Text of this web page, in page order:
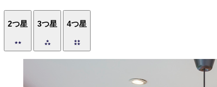
2つ星 3つ星 4つ星